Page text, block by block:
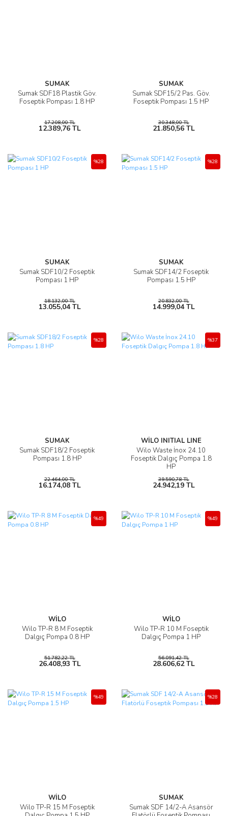
SUMAK
Sumak SDF18 Plastik Göv.
Foseptik Pompası 1.8 HP
17.208,00 TL
12.389,76 TL
SUMAK
Sumak SDF15/2 Pas. Göv.
Foseptik Pompası 1.5 HP
30.348,00 TL
21.850,56 TL
SUMAK
Sumak SDF10/2 Foseptik
Pompası 1 HP
%28
18.132,00 TL
13.055,04 TL
SUMAK
Sumak SDF14/2 Foseptik
Pompası 1.5 HP
%28
20.832,00 TL
14.999,04 TL
SUMAK
Sumak SDF18/2 Foseptik
Pompası 1.8 HP
%28
22.464,00 TL
16.174,08 TL
WİLO INITIAL LINE
Wilo Waste İnox 24.10
Foseptik Dalgıç Pompa 1.8
HP
%37
39.590,78 TL
24.942,19 TL
WİLO
Wilo TP-R 8 M Foseptik
Dalgıç Pompa 0.8 HP
%49
51.782,22 TL
26.408,93 TL
WİLO
Wilo TP-R 10 M Foseptik
Dalgıç Pompa 1 HP
%49
56.091,42 TL
28.606,62 TL
WİLO
Wilo TP-R 15 M Foseptik
%49
SUMAK
Sumak SDF 14/2-A Asansör
%28